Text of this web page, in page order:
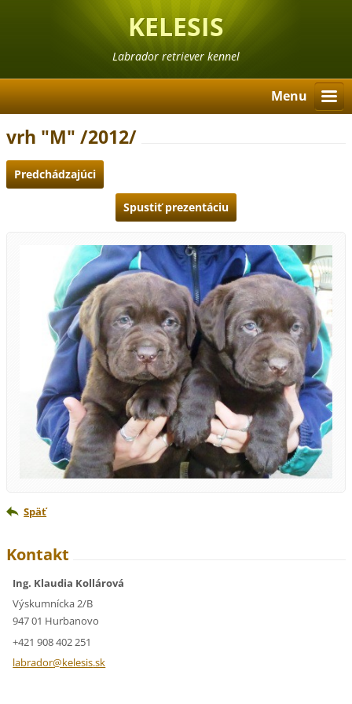
KELESIS
Labrador retriever kennel
Menu
vrh "M" /2012/
Predchádzajúci
Spustiť prezentáciu
Späť
Kontakt
Ing. Klaudia Kollárová
Výskumnícka 2/B
947 01 Hurbanovo
+421 908 402 251
labrador@kelesis.sk